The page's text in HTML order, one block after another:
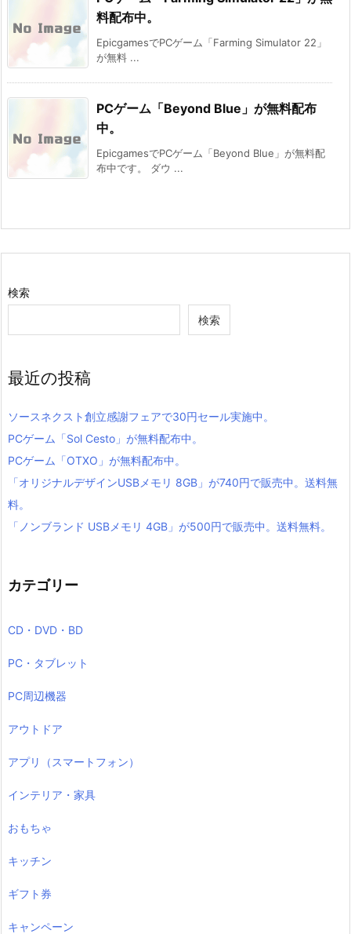
料配布中。
EpicgamesでPCゲーム「Farming Simulator 22」
が無料 ...
PCゲーム「Beyond Blue」が無料配布
中。
EpicgamesでPCゲーム「Beyond Blue」が無料配
布中です。 ダウ ...
検索
検索
最近の投稿
ソースネクスト創立感謝フェアで30円セール実施中。
PCゲーム「Sol Cesto」が無料配布中。
PCゲーム「OTXO」が無料配布中。
「オリジナルデザインUSBメモリ 8GB」が740円で販売中。送料無
料。
「ノンブランド USBメモリ 4GB」が500円で販売中。送料無料。
カテゴリー
CD・DVD・BD
PC・タブレット
PC周辺機器
アウトドア
アプリ（スマートフォン）
インテリア・家具
おもちゃ
キッチン
ギフト券
キャンペーン